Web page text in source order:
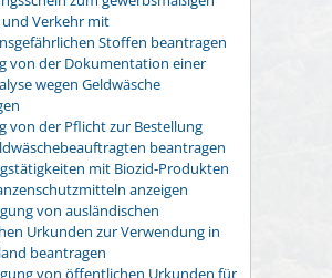
und Verkehr mit
Stoffen beantragen
von der Dokumentation einer
wegen Geldwäsche
von der Pflicht zur Bestellung
beantragen
mit Biozid-Produkten
anzeigen
von ausländischen
Urkunden zur Verwendung in
beantragen
von öffentlichen Urkunden für